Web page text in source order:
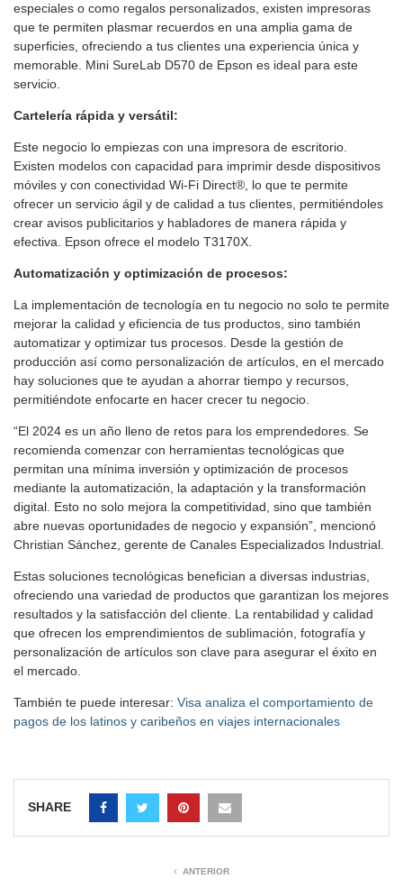
especiales o como regalos personalizados, existen impresoras
que te permiten plasmar recuerdos en una amplia gama de
superficies, ofreciendo a tus clientes una experiencia única y
memorable. Mini SureLab D570 de Epson es ideal para este
servicio.
Cartelería rápida y versátil:
Este negocio lo empiezas con una impresora de escritorio.
Existen modelos con capacidad para imprimir desde dispositivos
móviles y con conectividad Wi-Fi Direct®, lo que te permite
ofrecer un servicio ágil y de calidad a tus clientes, permitiéndoles
crear avisos publicitarios y habladores de manera rápida y
efectiva. Epson ofrece el modelo T3170X.
Automatización y optimización de procesos:
La implementación de tecnología en tu negocio no solo te permite
mejorar la calidad y eficiencia de tus productos, sino también
automatizar y optimizar tus procesos. Desde la gestión de
producción así como personalización de artículos, en el mercado
hay soluciones que te ayudan a ahorrar tiempo y recursos,
permitiéndote enfocarte en hacer crecer tu negocio.
“El 2024 es un año lleno de retos para los emprendedores. Se
recomienda comenzar con herramientas tecnológicas que
permitan una mínima inversión y optimización de procesos
mediante la automatización, la adaptación y la transformación
digital. Esto no solo mejora la competitividad, sino que también
abre nuevas oportunidades de negocio y expansión”, mencionó
Christian Sánchez, gerente de Canales Especializados Industrial.
Estas soluciones tecnológicas benefician a diversas industrias,
ofreciendo una variedad de productos que garantizan los mejores
resultados y la satisfacción del cliente. La rentabilidad y calidad
que ofrecen los emprendimientos de sublimación, fotografía y
personalización de artículos son clave para asegurar el éxito en
el mercado.
También te puede interesar: Visa analiza el comportamiento de
pagos de los latinos y caribeños en viajes internacionales
SHARE
ANTERIOR